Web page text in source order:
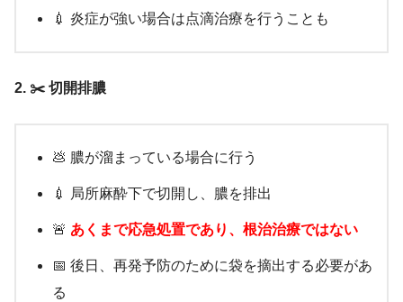
💉 炎症が強い場合は点滴治療を行うことも
2. ✂️ 切開排膿
💩 膿が溜まっている場合に行う
💉 局所麻酔下で切開し、膿を排出
🚨 あくまで応急処置であり、根治治療ではない
📅 後日、再発予防のために袋を摘出する必要があ
る